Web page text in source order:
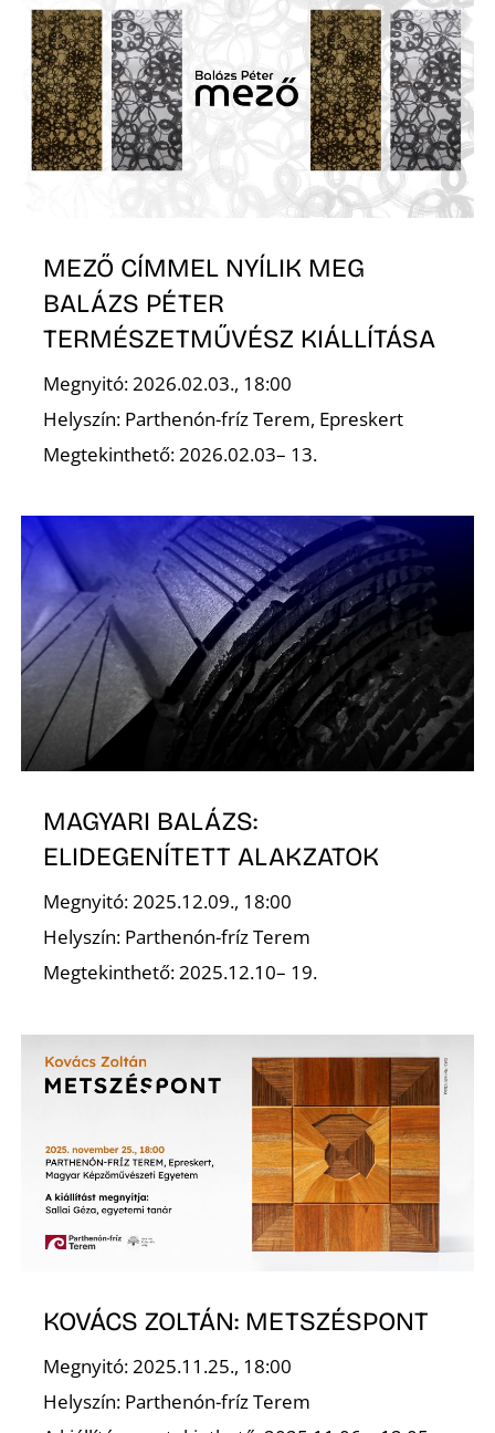
MEZŐ CÍMMEL NYÍLIK MEG
BALÁZS PÉTER
TERMÉSZETMŰVÉSZ KIÁLLÍTÁSA
Megnyitó: 2026.02.03., 18:00
Helyszín: Parthenón-fríz Terem, Epreskert
Megtekinthető: 2026.02.03– 13.
MAGYARI BALÁZS:
ELIDEGENÍTETT ALAKZATOK
Megnyitó: 2025.12.09., 18:00
Helyszín: Parthenón-fríz Terem
Megtekinthető: 2025.12.10– 19.
KOVÁCS ZOLTÁN: METSZÉSPONT
Megnyitó: 2025.11.25., 18:00
Helyszín: Parthenón-fríz Terem